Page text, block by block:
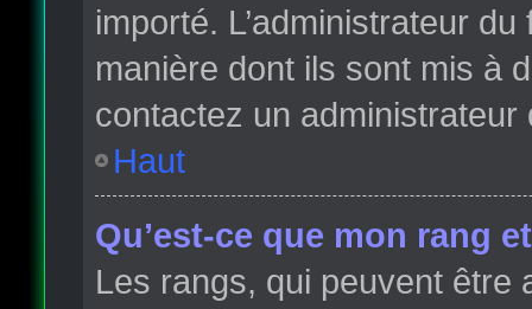
importé. L’administrateur
manière dont ils sont mis à
contactez un administrateur
Haut
Qu’est-ce que mon rang
Les rangs, qui peuvent être